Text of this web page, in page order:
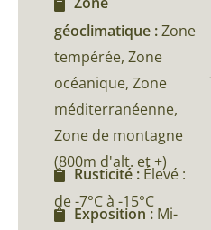
géoclimatique :Zone
tempérée, Zone
océanique, Zone
méditerranéenne,
Zone de montagne
(800m d'alt. et +)
Rusticité :Élevé :
de -7°C à -15°C
Exposition : Mi-